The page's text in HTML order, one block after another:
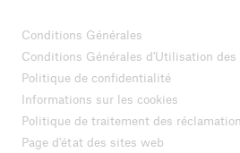
Conditions Générales
Conditions Générales d'Utilisation des
Politique de confidentialité
Informations sur les cookies
Politique de traitement des
Page d'état des sites web